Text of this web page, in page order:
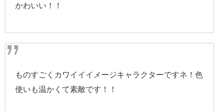
かわいい！！
ものすごくカワイイイメージキャラクターですネ！色
使いも温かくて素敵です！！